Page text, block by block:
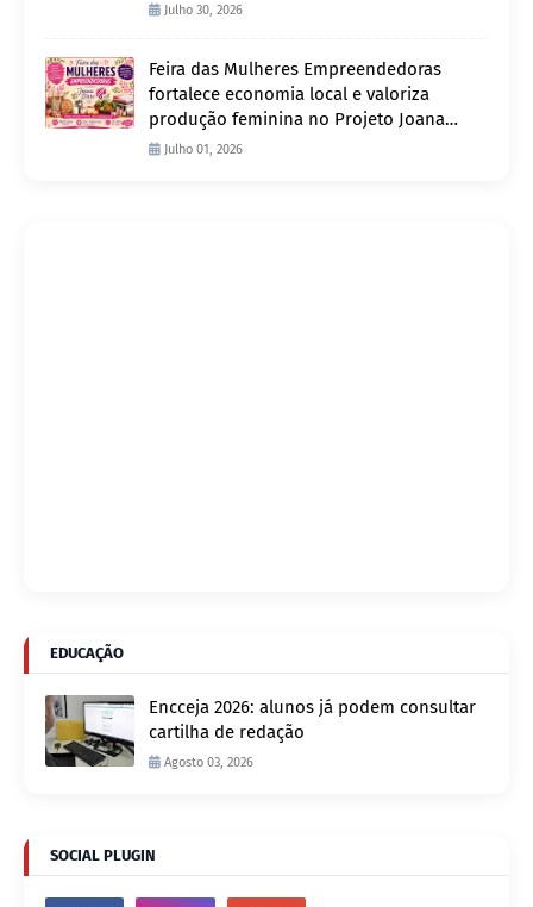
Julho 30, 2026
Feira das Mulheres Empreendedoras
fortalece economia local e valoriza
produção feminina no Projeto Joana
D’Arc
Julho 01, 2026
EDUCAÇÃO
Encceja 2026: alunos já podem consultar
cartilha de redação
Agosto 03, 2026
SOCIAL PLUGIN